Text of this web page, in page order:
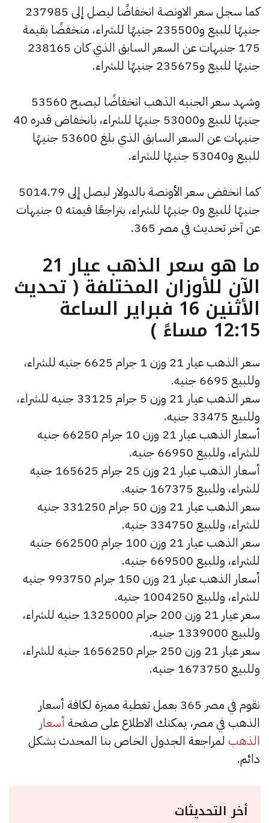
كما سجل سعر الاونصة انخفاضًا ليصل إلى 237985
جنيهًا للبيع و235500 جنيهًا للشراء، منخفضًا بقيمة
175 جنيهات عن السعر السابق الذي كان 238165
جنيهًا للبيع و235675 جنيهًا للشراء.
وشهد سعر الجنيه الذهب انخفاضًا ليصبح 53560
جنيهًا للبيع و53000 جنيهًا للشراء، بانخفاض قدره 40
جنيهات عن السعر السابق الذي بلغ 53600 جنيهًا
للبيع و53040 جنيهًا للشراء.
كما انخفض سعر الأونصة بالدولار ليصل إلى 5014.79
جنيهًا للبيع و0 جنيهًا للشراء، بتراجعًا قيمته 0 جنيهات
عن آخر تحديث في مصر 365.
ما هو سعر الذهب عيار 21
الآن للأوزان المختلفة ( تحديث
الأثنين 16 فبراير الساعة
12:15 مساءً )
سعر الذهب عيار 21 وزن 1 جرام 6625 جنيه للشراء،
وللبيع 6695 جنيه.
سعر الذهب عيار 21 وزن 5 جرام 33125 جنيه للشراء،
وللبيع 33475 جنيه.
أسعار الذهب عيار 21 وزن 10 جرام 66250 جنيه
للشراء، وللبيع 66950 جنيه.
أسعار الذهب عيار 21 وزن 25 جرام 165625 جنيه
للشراء، وللبيع 167375 جنيه.
سعر الذهب عيار 21 وزن 50 جرام 331250 جنيه
للشراء، وللبيع 334750 جنيه.
سعر الذهب عيار 21 وزن 100 جرام 662500 جنيه
للشراء، وللبيع 669500 جنيه.
أسعار الذهب عيار 21 وزن 150 جرام 993750 جنيه
للشراء، وللبيع 1004250 جنيه.
سعر عيار 21 وزن 200 جرام 1325000 جنيه للشراء،
وللبيع 1339000 جنيه.
سعر عيار 21 وزن 250 جرام 1656250 جنيه للشراء،
وللبيع 1673750 جنيه.
نقوم في مصر 365 بعمل تغطية مميزة لكافة أسعار
الذهب في مصر، يمكنك الاطلاع على صفحة أسعار
الذهب لمراجعة الجدول الخاص بنا المحدث بشكل
دائم.
أخر التحديثات